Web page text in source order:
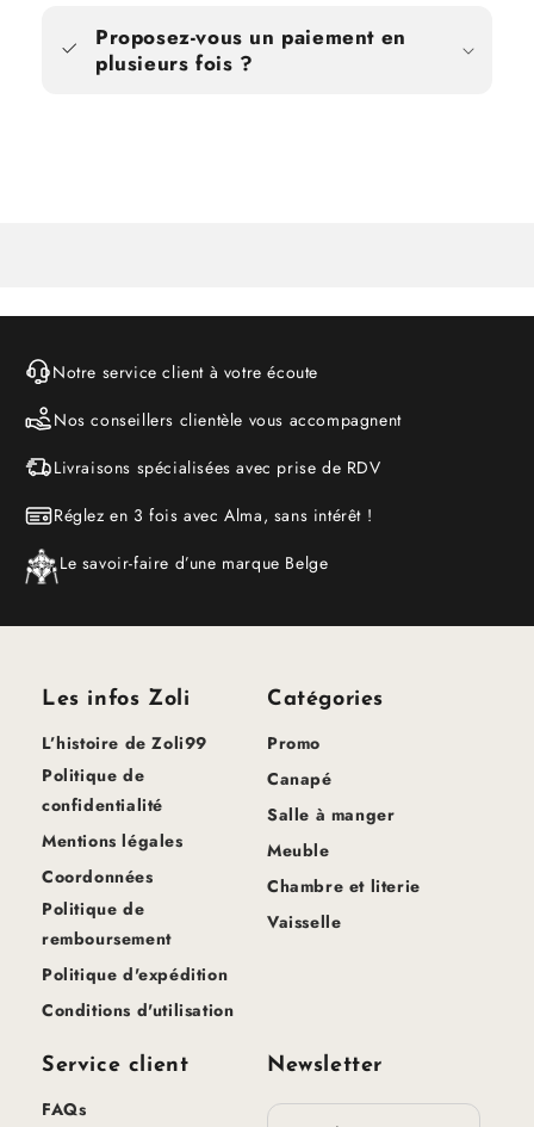
Proposez-vous un paiement en
plusieurs fois ?
Notre service client à votre écoute
Nos conseillers clientèle vous accompagnent
Livraisons spécialisées avec prise de RDV
Réglez en 3 fois avec Alma, sans intérêt !
Le savoir-faire d’une marque Belge
Les infos Zoli
L’histoire de Zoli99
Politique de
confidentialité
Mentions légales
Coordonnées
Politique de
remboursement
Politique d'expédition
Conditions d'utilisation
Catégories
Promo
Canapé
Salle à manger
Meuble
Chambre et literie
Vaisselle
Service client
FAQs
Newsletter